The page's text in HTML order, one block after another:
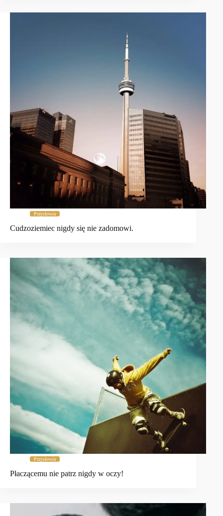
Przysłowia
Cudzoziemiec nigdy się nie zadomowi.
Przysłowia
Płaczącemu nie patrz nigdy w oczy!